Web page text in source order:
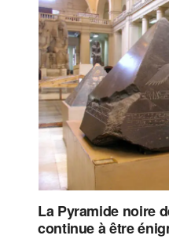
La Pyramide noire
continue à être